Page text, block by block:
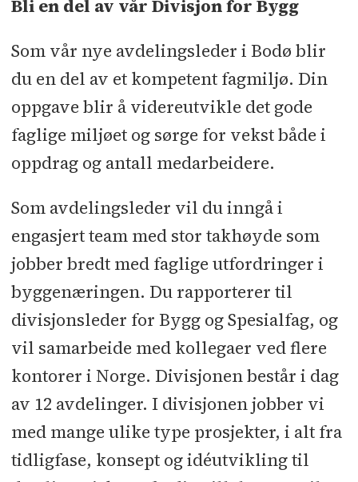
Bli en del av vår Divisjon for Bygg
Som vår nye avdelingsleder i Bodø blir
du en del av et kompetent fagmiljø. Din
oppgave blir å videreutvikle det gode
faglige miljøet og sørge for vekst både i
oppdrag og antall medarbeidere.
Som avdelingsleder vil du inngå i
engasjert team med stor takhøyde som
jobber bredt med faglige utfordringer i
byggenæringen. Du rapporterer til
divisjonsleder for Bygg og Spesialfag, og
vil samarbeide med kollegaer ved flere
kontorer i Norge. Divisjonen består i dag
av 12 avdelinger. I divisjonen jobber vi
med mange ulike type prosjekter, i alt fra
tidligfase, konsept og idéutvikling til